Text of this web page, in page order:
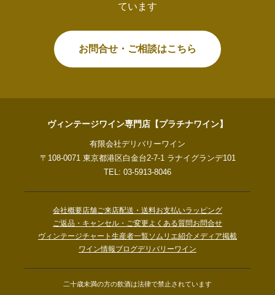
ています
お問合せ・ご相談はこちら
ヴィンテージワイン専門店【プラチナワイン】
有限会社デリバリーワイン
〒108-0071 東京都港区白金台2-7-1 ラナイグランデ101
TEL: 03-5913-8046
会社概要店舗ご来店配送・送料お支払いラッピング
ご返品・キャンセル・ご変更よくある質問お問合せ
ヴィンテージチャート 生産者一覧ソムリエ紹介メディア掲載
ワイン情報ブログデリバリーワイン
二十歳未満の方の飲酒は法律で禁止されています